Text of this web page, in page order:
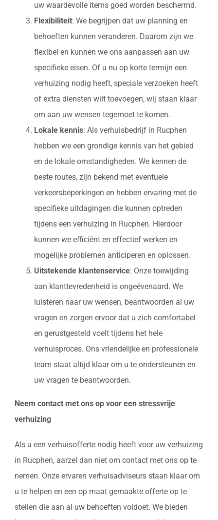
uw waardevolle items goed worden beschermd.
Flexibiliteit: We begrijpen dat uw planning en
behoeften kunnen veranderen. Daarom zijn we
flexibel en kunnen we ons aanpassen aan uw
specifieke eisen. Of u nu op korte termijn een
verhuizing nodig heeft, speciale verzoeken heeft
of extra diensten wilt toevoegen, wij staan klaar
om aan uw wensen tegemoet te komen.
Lokale kennis: Als verhuisbedrijf in Rucphen
hebben we een grondige kennis van het gebied
en de lokale omstandigheden. We kennen de
beste routes, zijn bekend met eventuele
verkeersbeperkingen en hebben ervaring met de
specifieke uitdagingen die kunnen optreden
tijdens een verhuizing in Rucphen. Hierdoor
kunnen we efficiënt en effectief werken en
mogelijke problemen anticiperen en oplossen.
Uitstekende klantenservice: Onze toewijding
aan klanttevredenheid is ongeëvenaard. We
luisteren naar uw wensen, beantwoorden al uw
vragen en zorgen ervoor dat u zich comfortabel
en gerustgesteld voelt tijdens het hele
verhuisproces. Ons vriendelijke en professionele
team staat altijd klaar om u te ondersteunen en
uw vragen te beantwoorden.
Neem contact met ons op voor een stressvrije
verhuizing
Als u een verhuisofferte nodig heeft voor uw verhuizing
in Rucphen, aarzel dan niet om contact met ons op te
nemen. Onze ervaren verhuisadviseurs staan klaar om
u te helpen en een op maat gemaakte offerte op te
stellen die aan al uw behoeften voldoet. We bieden